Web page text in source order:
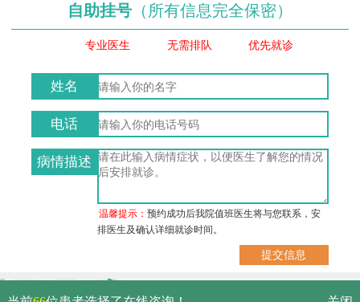
自助挂号 （所有信息完全保密）
专业医生 无需排队 优先就诊
姓名
电话
病情描述
温馨提示：预约成功后我院值班医生将与您联系，安
排医生及确认详细就诊时间。
武汉市硚口区解放大道479号